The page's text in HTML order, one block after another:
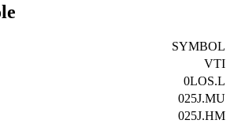
SYMBOL
VTI
0LOS.L
025J.MU
025J.HM